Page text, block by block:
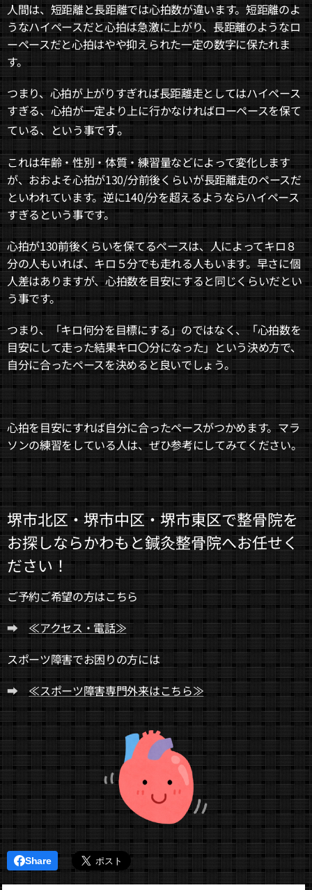
人間は、短距離と長距離では心拍数が違います。短距離のよ
うなハイペースだと心拍は急激に上がり、長距離のようなロ
ーペースだと心拍はやや抑えられた一定の数字に保たれま
す。
つまり、心拍が上がりすぎれば長距離走としてはハイペース
すぎる、心拍が一定より上に行かなければローペースを保て
ている、という事です。
これは年齢・性別・体質・練習量などによって変化します
が、おおよそ心拍が130/分前後くらいが長距離走のペースだ
といわれています。逆に140/分を超えるようならハイペース
すぎるという事です。
心拍が130前後くらいを保てるペースは、人によってキロ８
分の人もいれば、キロ５分でも走れる人もいます。早さに個
人差はありますが、心拍数を目安にすると同じくらいだとい
う事です。
つまり、「キロ何分を目標にする」のではなく、「心拍数を
目安にして走った結果キロ〇分になった」という決め方で、
自分に合ったペースを決めると良いでしょう。
心拍を目安にすれば自分に合ったペースがつかめます。マラ
ソンの練習をしている人は、ぜひ参考にしてみてください。
堺市北区・堺市中区・堺市東区で整骨院を
お探しならかわもと鍼灸整骨院へお任せく
ださい！
ご予約ご希望の方はこちら
➡≪アクセス・電話≫
スポーツ障害でお困りの方には
➡≪スポーツ障害専門外来はこちら≫
Share